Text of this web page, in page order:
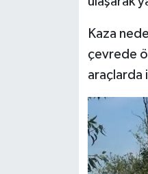
Kaza
çevrede
araçlarda